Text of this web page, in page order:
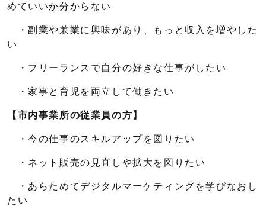
めていいか分からない
・副業や兼業に興味があり、もっと収入を増やした
い
・フリーランスで自分の好きな仕事がしたい
・家事と育児を両立して働きたい
【市内事業所の従業員の方】
・今の仕事のスキルアップを図りたい
・ネット販売の見直しや拡大を図りたい
・あらためてデジタルマーケティングを学びなおし
たい